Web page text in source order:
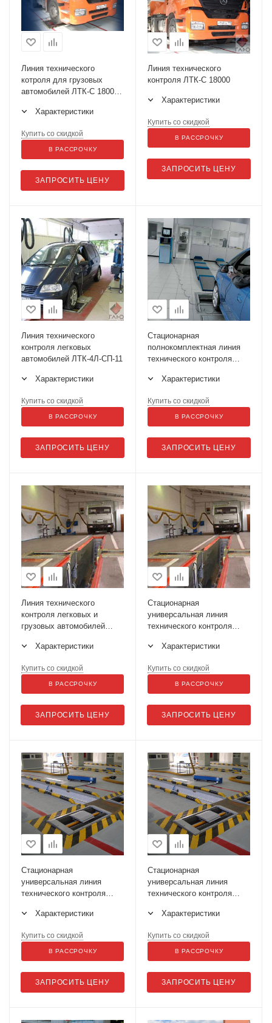
Линия технического
котроля для грузовых
автомобилей ЛТК-С 18000
Характеристики
ЗАПРОСИТЬ ЦЕНУ
Купить со скидкой
В РАССРОЧКУ
Линия технического
контроля ЛТК-С 18000
Характеристики
ЗАПРОСИТЬ ЦЕНУ
Купить со скидкой
В РАССРОЧКУ
Линия технического
контроля легковых
автомобилей ЛТК-4Л-СП-11
Характеристики
ЗАПРОСИТЬ ЦЕНУ
Купить со скидкой
В РАССРОЧКУ
Стационарная
полнокомплектная линия
технического контроля
Характеристики
ЗАПРОСИТЬ ЦЕНУ
Купить со скидкой
В РАССРОЧКУ
Линия технического
контроля легковых и
грузовых автомобилей
Характеристики
ЗАПРОСИТЬ ЦЕНУ
Купить со скидкой
В РАССРОЧКУ
Стационарная
универсальная линия
технического контроля
Характеристики
ЗАПРОСИТЬ ЦЕНУ
Купить со скидкой
В РАССРОЧКУ
Стационарная
универсальная линия
технического контроля
Характеристики
ЗАПРОСИТЬ ЦЕНУ
Купить со скидкой
В РАССРОЧКУ
Стационарная
универсальная линия
технического контроля
Характеристики
ЗАПРОСИТЬ ЦЕНУ
Купить со скидкой
В РАССРОЧКУ